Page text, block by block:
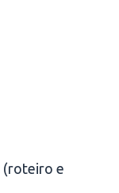
(roteiro e